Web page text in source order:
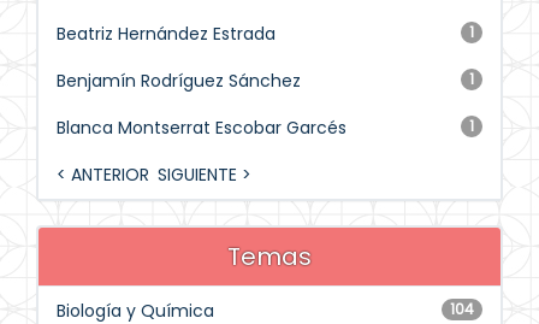
1
Beatriz Hernández Estrada
1
Benjamín Rodríguez Sánchez
1
Blanca Montserrat Escobar Garcés
< ANTERIOR SIGUIENTE >
Temas
104
Biología y Química